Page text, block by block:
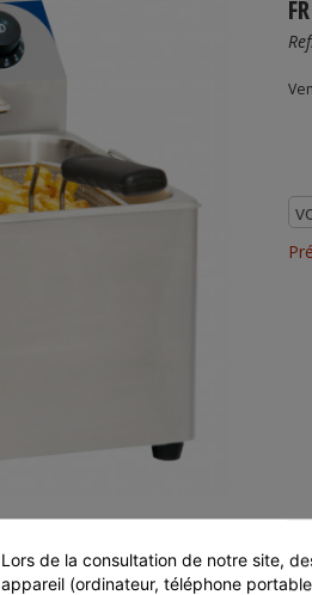
Lors de la consultation de notre site,
appareil (ordinateur, téléphone